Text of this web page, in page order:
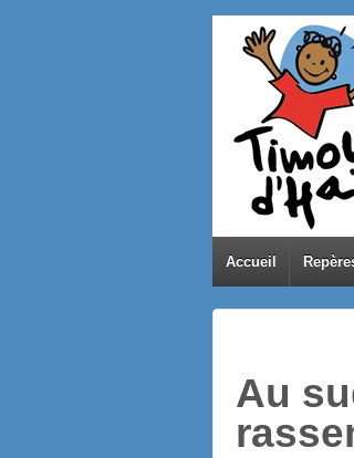
Accueil
Au